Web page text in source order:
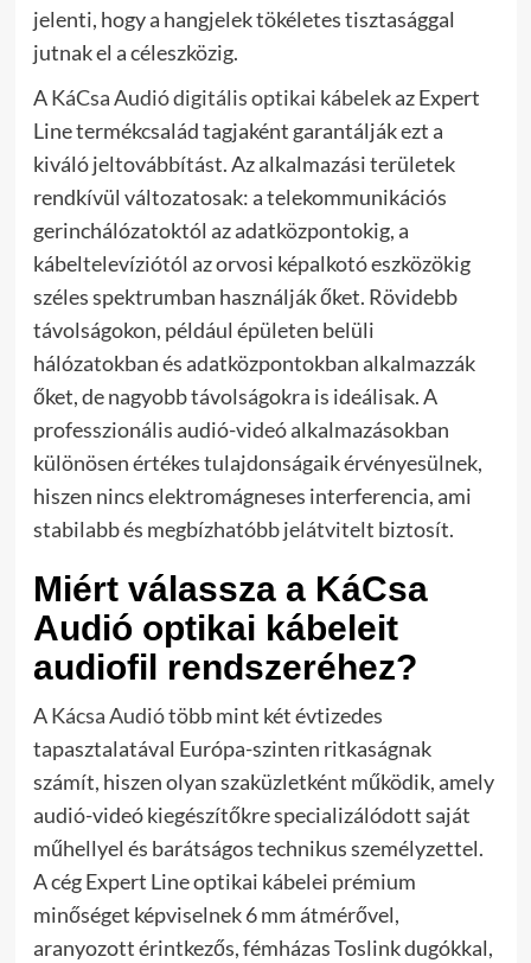
jelenti, hogy a hangjelek tökéletes tisztasággal
jutnak el a céleszközig.
AKáCsa Audió digitális optikai kábelekaz Expert
Line termékcsalád tagjaként garantálják ezt a
kiváló jeltovábbítást. Az alkalmazási területek
rendkívül változatosak: a telekommunikációs
gerinchálózatoktól az adatközpontokig, a
kábeltelevíziótól az orvosi képalkotó eszközökig
széles spektrumban használják őket. Rövidebb
távolságokon, például épületen belüli
hálózatokban és adatközpontokban alkalmazzák
őket, de nagyobb távolságokra is ideálisak. A
professzionális audió-videó alkalmazásokban
különösen értékes tulajdonságaik érvényesülnek,
hiszen nincs elektromágneses interferencia, ami
stabilabb és megbízhatóbb jelátvitelt biztosít.
Miért válassza a KáCsa
Audió optikai kábeleit
audiofil rendszeréhez?
AKácsa Audiótöbb mint két évtizedes
tapasztalatával Európa-szinten ritkaságnak
számít, hiszen olyan szaküzletként működik, amely
audió-videó kiegészítőkre specializálódott saját
műhellyel és barátságos technikus személyzettel.
A cég Expert Line optikai kábelei prémium
minőséget képviselnek 6 mm átmérővel,
aranyozott érintkezős, fémházas Toslink dugókkal,